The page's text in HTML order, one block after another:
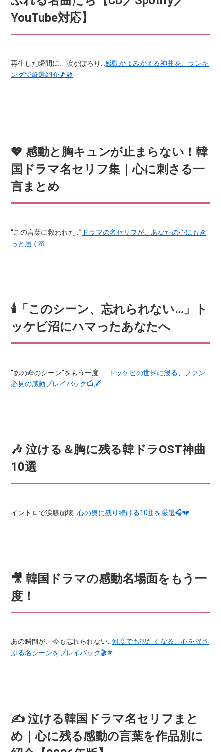
YouTube対応】
再生した瞬間に、涙がぽろり…感動がよみがえる神曲を、ランキ
ングで厳選紹介🎵💿
💖 感動と胸キュンが止まらない！韓
国ドラマ名セリフ集｜心に刺さる一
言まとめ
“この言葉に救われた…” ドラマの名セリフが、あなたの心にもき
っと届く🌸
🕯️「このシーン、忘れられない…」ト
ッケビ沼にハマったあなたへ
“あの傘のシーン”をもう一度── トッケビの世界に浸る、ファン
必見の感動プレイバック📺🖋️
🎶 泣ける＆胸に残る韓ドラOST神曲
10選
イントロで涙腺崩壊…心の奥に残り続ける10曲を厳選🎧💔
🎥 韓国ドラマの感動名場面をもう一
度！
あの瞬間が、今も忘れられない…何度でも観たくなる、心を揺さ
ぶる名シーンをプレイバック🎬🌟
✍️ 泣ける韓国ドラマ名セリフまと
め｜心に残る感動の言葉を作品別に